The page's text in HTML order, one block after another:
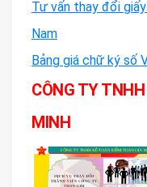
Tư vấn thay đổi
Nam
Bảng giá chữ ký số
CÔNG TY
MINH